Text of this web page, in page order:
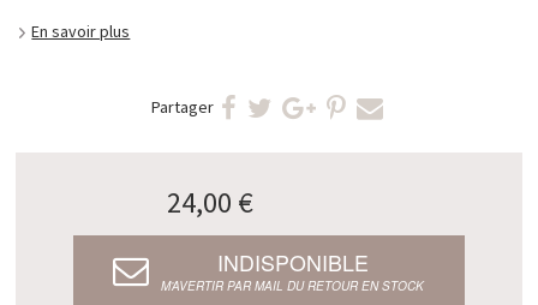
En savoir plus
Partager
24,00 €
INDISPONIBLE
M’AVERTIR PAR MAIL DU RETOUR EN STOCK